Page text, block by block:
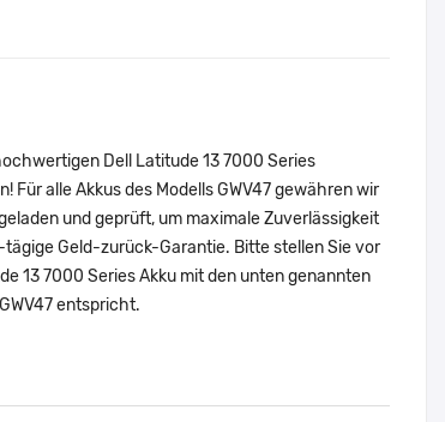
Dell Latitude 13 7000 Series
alle Akkus des Modells GWV47 gewähren wir
und geprüft, um maximale Zuverlässigkeit
Geld-zurück-Garantie. Bitte stellen Sie vor
13 7000 Series Akku mit den unten genannten
entspricht.